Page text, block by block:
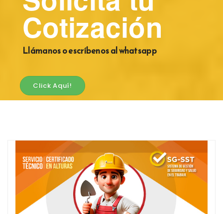
Cotización
Llámanos o escríbenos al whatsapp
Click Aquí!